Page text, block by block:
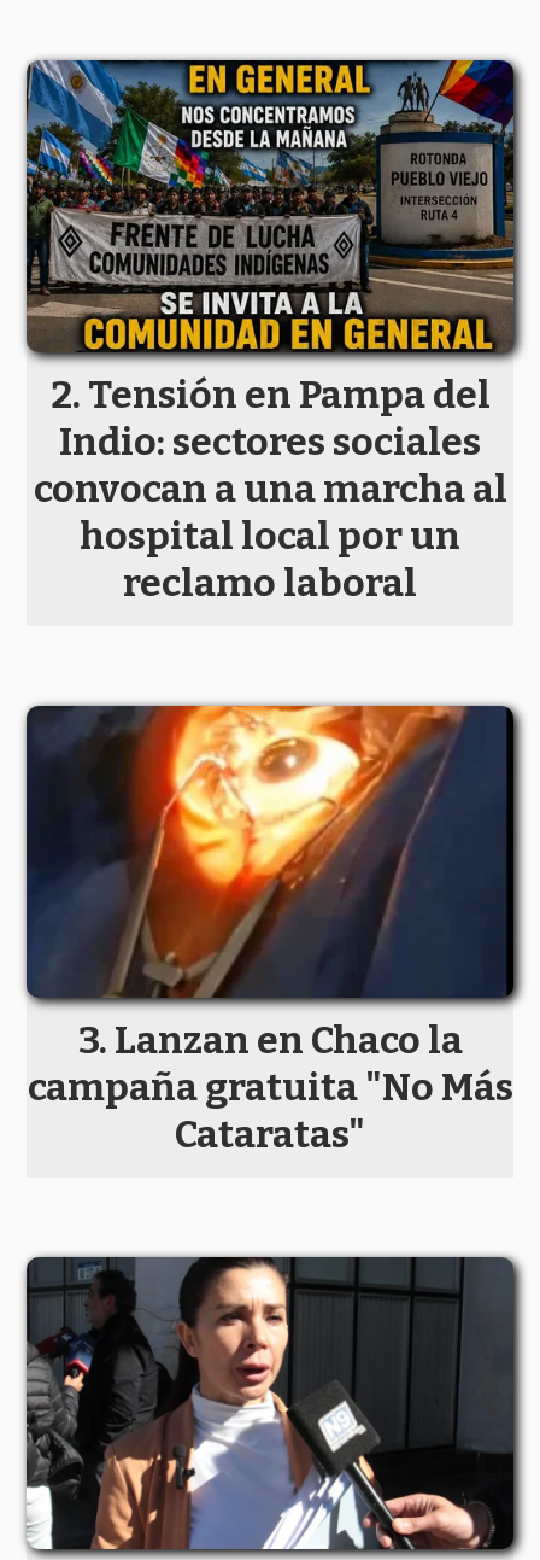
Tensión en Pampa del
Indio: sectores sociales
convocan a una marcha al
hospital local por un
reclamo laboral
Lanzan en Chaco la
campaña gratuita "No Más
Cataratas"